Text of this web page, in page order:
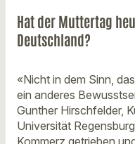
Hat der Muttertag
Deutschland?
«Nicht in dem Sinn,
ein anderes
Gunther Hirschfelder,
Universität
Kommerz getrieben